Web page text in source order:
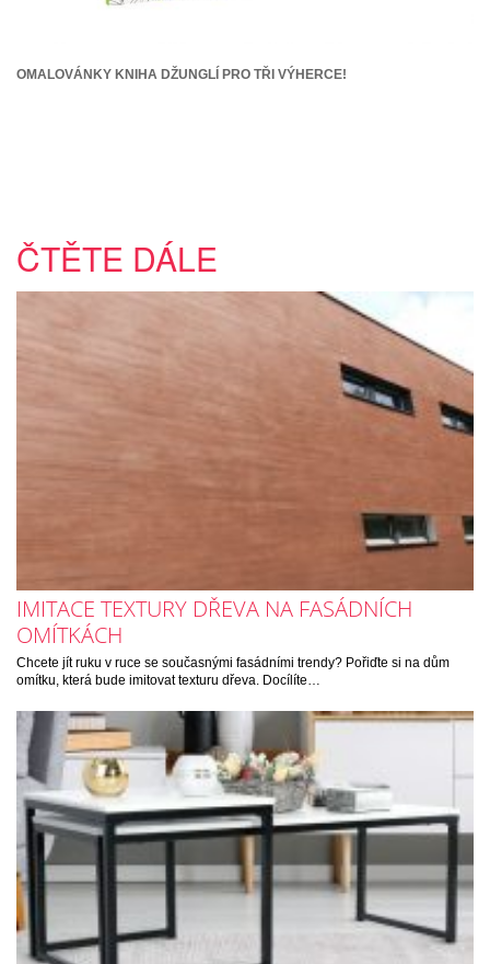
OMALOVÁNKY KNIHA DŽUNGLÍ PRO TŘI VÝHERCE!
ČTĚTE DÁLE
IMITACE TEXTURY DŘEVA NA FASÁDNÍCH
OMÍTKÁCH
Chcete jít ruku v ruce se současnými fasádními trendy? Pořiďte si na dům
omítku, která bude imitovat texturu dřeva. Docílíte…